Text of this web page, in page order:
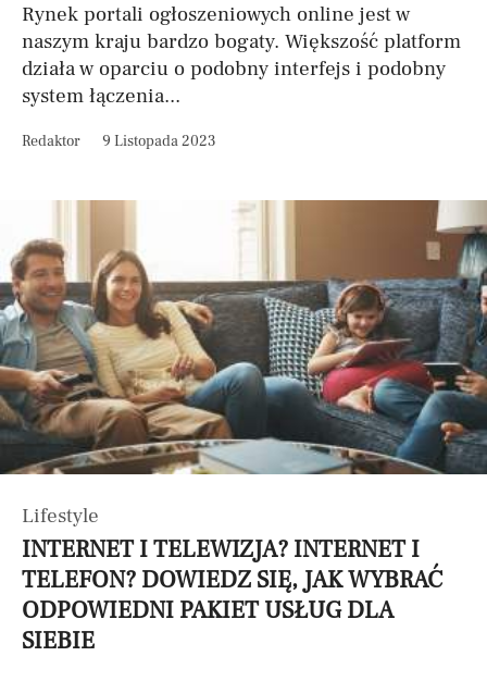
Rynek portali ogłoszeniowych online jest w
naszym kraju bardzo bogaty. Większość platform
działa w oparciu o podobny interfejs i podobny
system łączenia...
Redaktor 9 Listopada 2023
Lifestyle
INTERNET I TELEWIZJA? INTERNET I
TELEFON? DOWIEDZ SIĘ, JAK WYBRAĆ
ODPOWIEDNI PAKIET USŁUG DLA
SIEBIE